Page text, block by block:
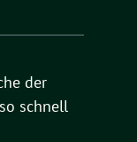
der
schnell